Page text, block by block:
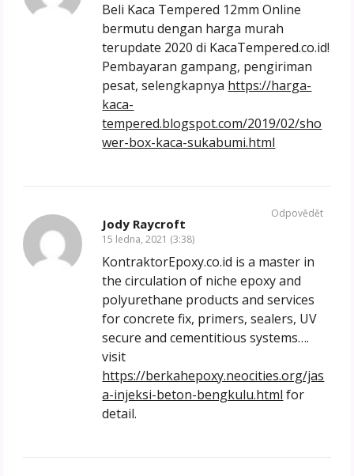
Beli Kaca Tempered 12mm Online
bermutu dengan harga murah
terupdate 2020 di KacaTempered.co.id!
Pembayaran gampang, pengiriman
pesat, selengkapnya https://harga-
kaca-
tempered.blogspot.com/2019/02/sho
wer-box-kaca-sukabumi.html
Jody Raycroft
15 ledna, 2021 (3:38)
KontraktorEpoxy.co.id is a master in
the circulation of niche epoxy and
polyurethane products and services
for concrete fix, primers, sealers, UV
secure and cementitious systems….
visit
https://berkahepoxy.neocities.org/jas
a-injeksi-beton-bengkulu.html for
detail.
Odpovědět